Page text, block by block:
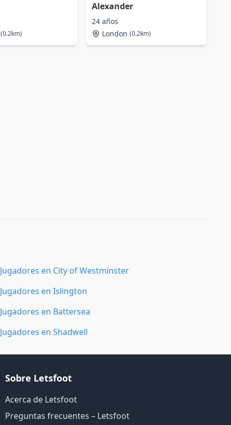
(0.2km)
Alexander
24 años
London (0.2km)
Jugadores en City of Westminster
Jugadores en Islington
Jugadores en Battersea
Jugadores en Shadwell
Sobre Letsfoot
Acerca de Letsfoot
Preguntas frecuentes – Letsfoot